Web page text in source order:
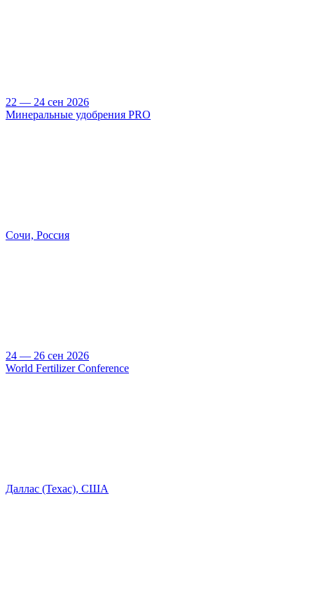
22 — 24 сен 2026
Минеральные удобрения PRO
Сочи, Россия
24 — 26 сен 2026
World Fertilizer Conference
Даллас (Техас), США